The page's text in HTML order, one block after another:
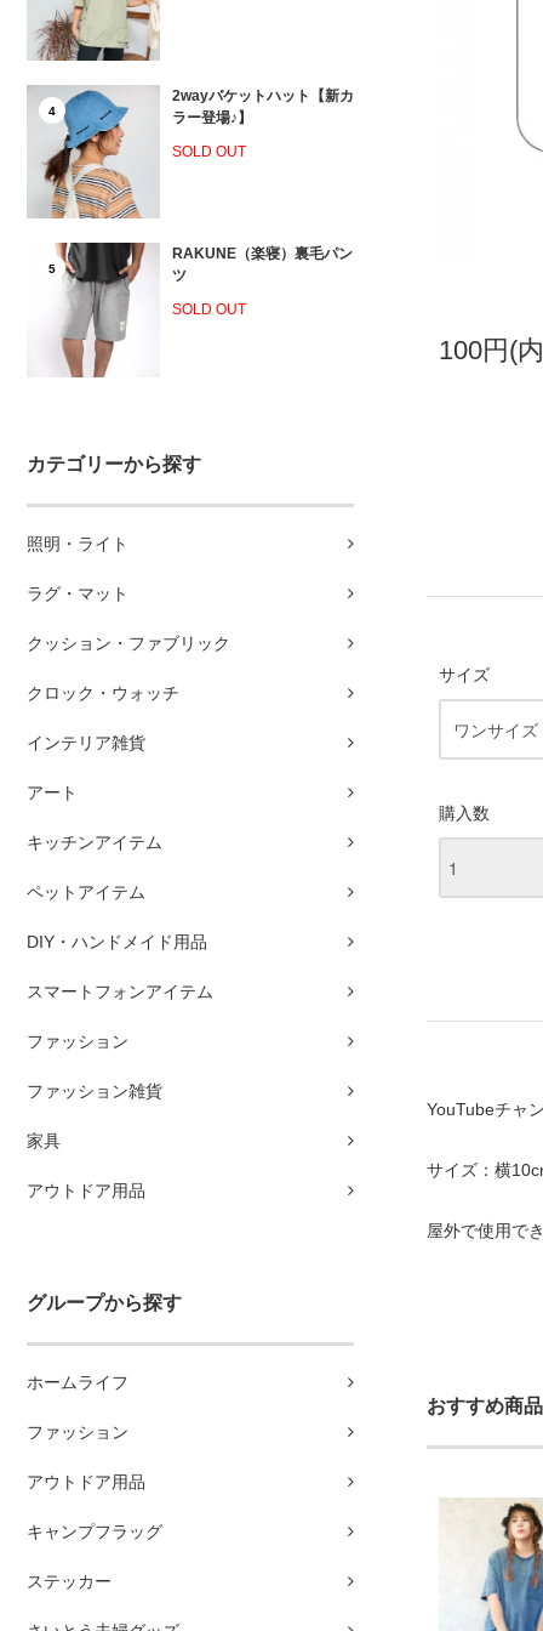
4
2wayバケットハット【新カ
ラー登場♪】
SOLD OUT
5
RAKUNE（楽寝）裏毛パン
ツ
SOLD OUT
カテゴリーから探す
照明・ライト
ラグ・マット
クッション・ファブリック
クロック・ウォッチ
インテリア雑貨
アート
キッチンアイテム
ペットアイテム
DIY・ハンドメイド用品
スマートフォンアイテム
ファッション
ファッション雑貨
家具
アウトドア用品
グループから探す
ホームライフ
ファッション
アウトドア用品
キャンプフラッグ
ステッカー
100円(
サイズ
購入数
YouTubeチャ
サイズ：横
屋外で使用で
おすすめ商品